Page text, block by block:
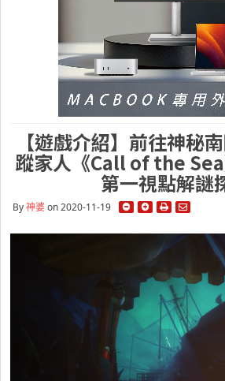
【遊戲介紹】前往神秘
蹤家人《Call of the
第一視點解謎
By神婆on 2020-11-19